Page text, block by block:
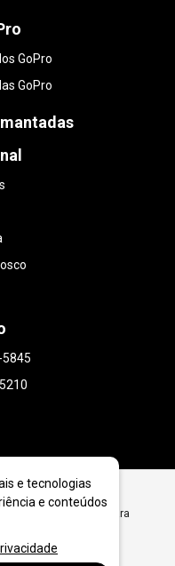
GoPro
GoPro
de Máquinas para
e tecnologias
e conteúdos